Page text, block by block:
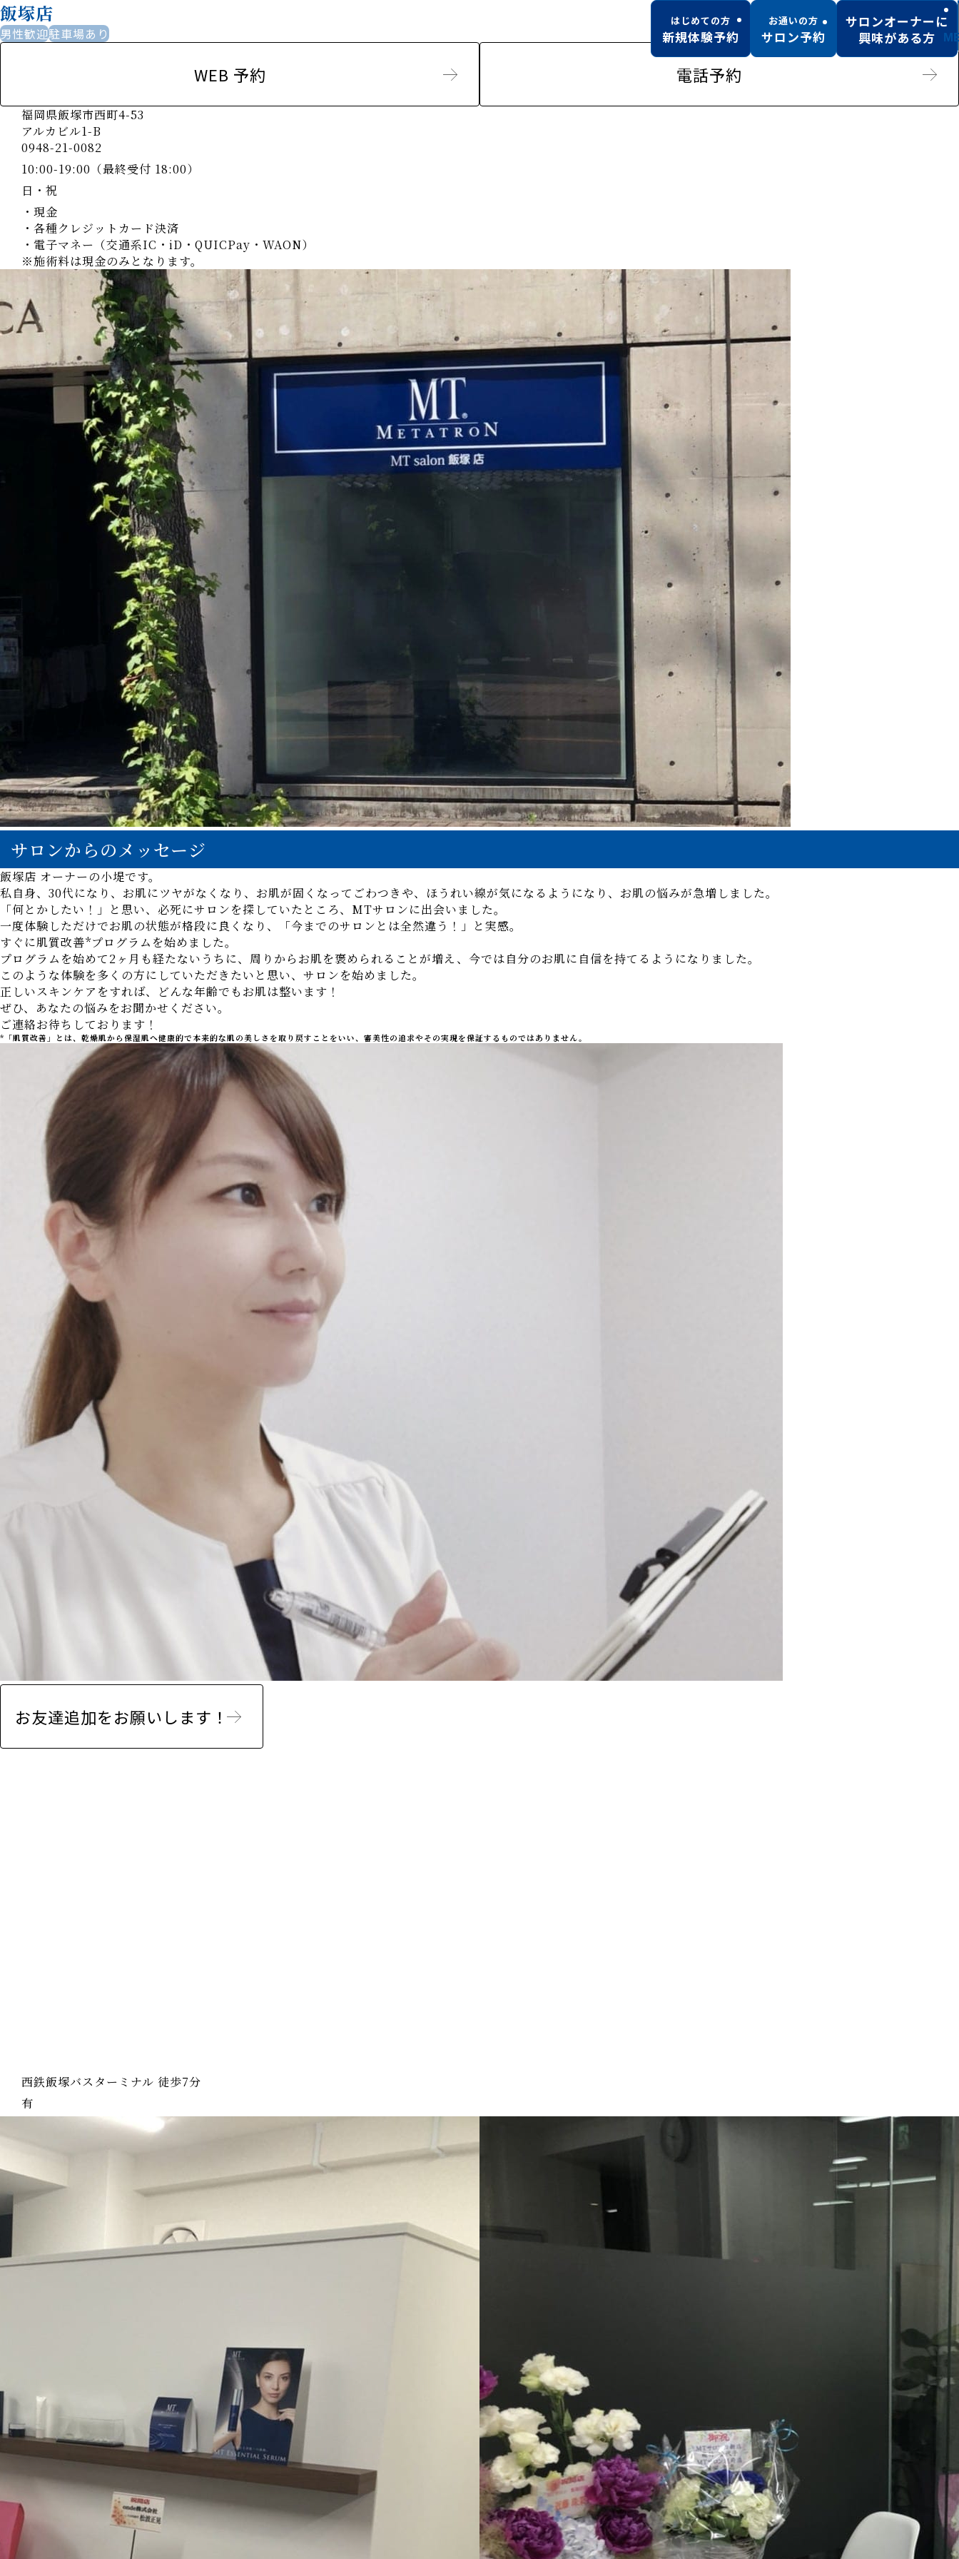
飯塚店
男性歓迎駐車場あり
WEB 予約 電話予約
福岡県飯塚市西町4-53
アルカビル1-B
0948-21-0082
10:00-19:00（最終受付 18:00）
日・祝
・現金
・各種クレジットカード決済
・電子マネー（交通系IC・iD・QUICPay・WAON）
※施術料は現金のみとなります。
サロンからのメッセージ
飯塚店 オーナーの小堤です。
私自身、30代になり、お肌にツヤがなくなり、お肌が固くなってごわつきや、ほうれい線が気になるようになり、お肌の悩みが急増しました。
「何とかしたい！」と思い、必死にサロンを探していたところ、MTサロンに出会いました。
一度体験しただけでお肌の状態が格段に良くなり、「今までのサロンとは全然違う！」と実感。
すぐに肌質改善*プログラムを始めました。
プログラムを始めて2ヶ月も経たないうちに、周りからお肌を褒められることが増え、今では自分のお肌に自信を持てるようになりました。
このような体験を多くの方にしていただきたいと思い、サロンを始めました。
正しいスキンケアをすれば、どんな年齢でもお肌は整います！
ぜひ、あなたの悩みをお聞かせください。
ご連絡お待ちしております！
*「肌質改善」とは、乾燥肌から保湿肌へ健康的で本来的な肌の美しさを取り戻すことをいい、審美性の追求やその実現を保証するものではありません。
お友達追加をお願いします！
西鉄飯塚バスターミナル 徒歩7分
有
はじめての方
新規体験予約
お通いの方
サロン予約
サロンオーナーに
興味がある方